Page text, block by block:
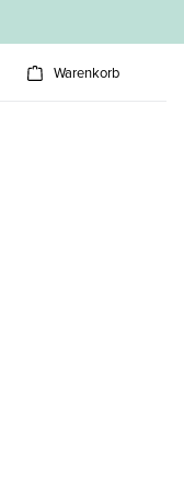
Warenkorb